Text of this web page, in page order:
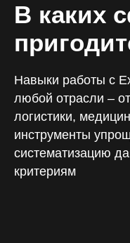
В каких
Навыки работы с
любой отрасли –
логистики,
инструменты
систематизацию
критериям